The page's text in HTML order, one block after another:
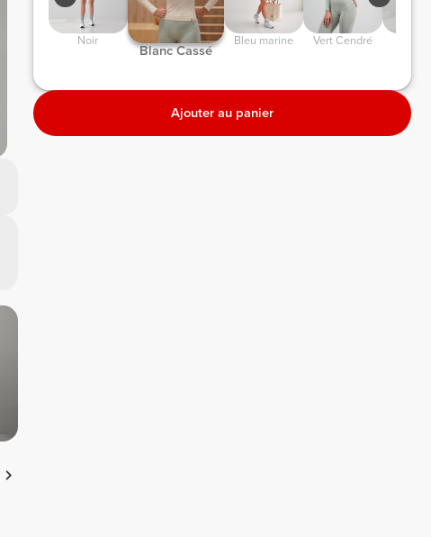
Noir
Blanc Cassé
Bleu marine Vert Cendré
Ajouter au panier